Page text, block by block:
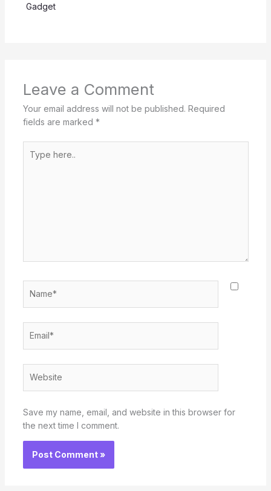
Gadget
Leave a Comment
Your email address will not be published. Required
fields are marked *
here..
Save my name, email, and website in this browser for
the next time I comment.